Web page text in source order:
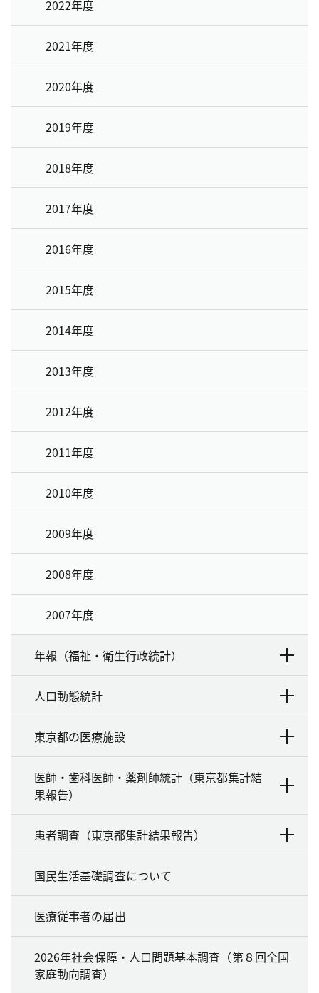
2022年度
2021年度
2020年度
2019年度
2018年度
2017年度
2016年度
2015年度
2014年度
2013年度
2012年度
2011年度
2010年度
2009年度
2008年度
2007年度
年報（福祉・衛生行政統計）
人口動態統計
東京都の医療施設
医師・歯科医師・薬剤師統計（東京都集計結
果報告）
患者調査（東京都集計結果報告）
国民生活基礎調査について
医療従事者の届出
2026年社会保障・人口問題基本調査（第８回全国
家庭動向調査）